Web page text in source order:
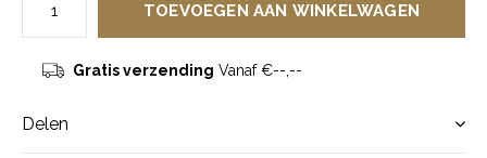
TOEVOEGEN AAN WINKELWAGEN
Gratis verzending Vanaf €--,--
Delen